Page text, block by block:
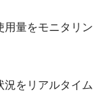
用量をモニタリン
況をリアルタイム